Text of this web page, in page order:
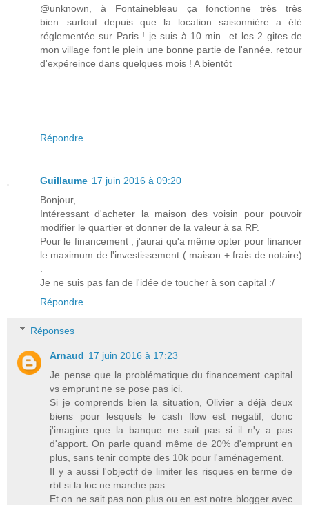
@unknown, à Fontainebleau ça fonctionne très très
bien...surtout depuis que la location saisonnière a été
réglementée sur Paris ! je suis à 10 min...et les 2 gites de
mon village font le plein une bonne partie de l'année. retour
d'expéreince dans quelques mois ! A bientôt
Répondre
Guillaume 17 juin 2016 à 09:20
Bonjour,
Intéressant d'acheter la maison des voisin pour pouvoir
modifier le quartier et donner de la valeur à sa RP.
Pour le financement , j'aurai qu'a même opter pour financer
le maximum de l'investissement ( maison + frais de notaire)
Je ne suis pas fan de l'idée de toucher à son capital :/
Répondre
Réponses
Arnaud 17 juin 2016 à 17:23
Je pense que la problématique du financement capital
vs emprunt ne se pose pas ici.
Si je comprends bien la situation, Olivier a déjà deux
biens pour lesquels le cash flow est negatif, donc
j'imagine que la banque ne suit pas si il n'y a pas
d'apport. On parle quand même de 20% d'emprunt en
plus, sans tenir compte des 10k pour l'aménagement.
Il y a aussi l'objectif de limiter les risques en terme de
rbt si la loc ne marche pas.
Et on ne sait pas non plus ou en est notre blogger avec